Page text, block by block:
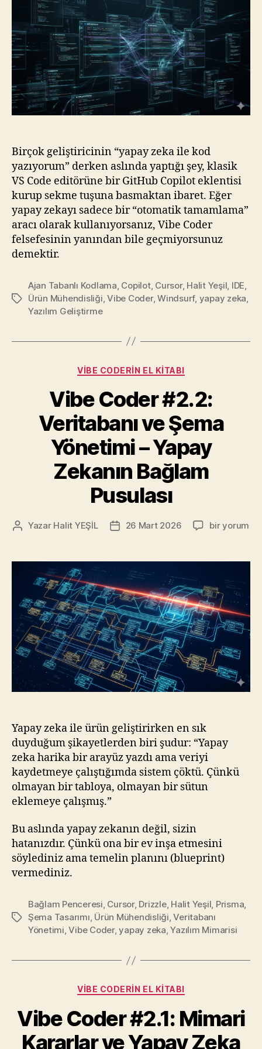
IDE
Dünyası
–
Cursor,
Windsurf
ve
Ajanların
Uyanışı
için
Birçok geliştiricinin “yapay zeka ile kod
yazıyorum” derken aslında yaptığı şey, klasik
VS Code editörüne bir GitHub Copilot eklentisi
kurup sekme tuşuna basmaktan ibaret. Eğer
yapay zekayı sadece bir “otomatik tamamlama”
aracı olarak kullanıyorsanız, Vibe Coder
felsefesinin yanından bile geçmiyorsunuz
demektir.
Etiketler
Ajan Tabanlı Kodlama Copilot, Cursor, Halit Yeşil IDE
Ürün Mühendisliği ,Vibe Coder,Windsurf, yapay zeka
Yazılım Geliştirme
Kategoriler
VIBE CODERIN EL KITABI
Vibe Coder #2.2:
Veritabanı ve Şema
Yönetimi – Yapay
Zekanın Bağlam
Pusulası
Yazının
Yazar Halit YEŞİL
Yazı26 Mart 2026
Vibe
Veritabanı
Şema
Yönetimi
–
Yapay
Zekanın
Bağlam
Pusulası
için
bir yorum
Yapay zeka ile ürün geliştirirken en sık
duyduğum şikayetlerden biri şudur: “Yapay
zeka harika bir arayüz yazdı ama veriyi
kaydetmeye çalıştığımda sistem çöktü. Çünkü
olmayan bir tabloya, olmayan bir sütun
eklemeye çalışmış.”
Bu aslında yapay zekanın değil, sizin
hatanızdır. Çünkü ona bir ev inşa etmesini
söylediniz ama temelin planını (blueprint)
vermediniz.
Etiketler
Bağlam Penceresi, Cursor, Drizzle, Halit Yeşil, Prisma,
Şema Tasarımı, Ürün Mühendisliği,Veritabanı
Yönetimi,Vibe Coder,yapay zeka,Yazılım Mimarisi
Kategoriler
VIBE CODERIN EL KITABI
Vibe Coder #2.1: Mimari
Kararlar ve Yapay Zeka